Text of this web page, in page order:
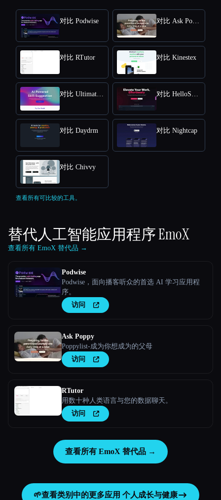
对比 Podwise 对比 Ask Poppy
对比 RTutor 对比 Kinestex
对比 Ultimate Skill Extractor by Further 对比 HelloScribe
对比 Daydrm 对比 Nightcap
对比 Chivvy
查看所有可比较的工具。
替代人工智能应用程序EmoX
查看所有 EmoX 替代品 →
Podwise
Podwise，面向播客听众的首选 AI 学习应用程
序。
访问
Ask Poppy
Poppylist-成为你想成为的父母
访问
RTutor
用数十种人类语言与您的数据聊天。
访问
查看所有 EmoX 替代品 →
🌱查看类别中的更多应用 个人成长与健康